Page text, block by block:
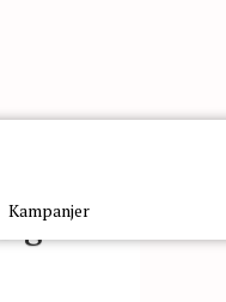
Kampanjer
g